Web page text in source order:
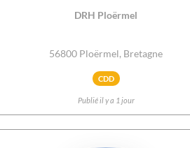
DRH Ploërmel
56800 Ploërmel, Bretagne
CDD
Publié il y a 1 jour